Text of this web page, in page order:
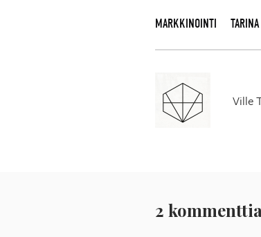
MARKKINOINTI TARINA
Ville
2